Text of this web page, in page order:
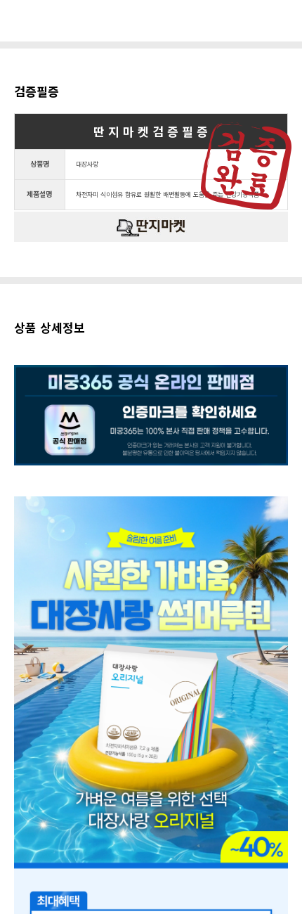
검증필증
딴 지 마 켓 검 증 필 증
상품명 대장사랑
제품설명 차전자피 식이섬유 함유로 원활한 배변활동에 도움을 주는 건강기능식품
상품 상세정보